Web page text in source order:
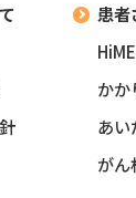
患者
かか
あい
がん